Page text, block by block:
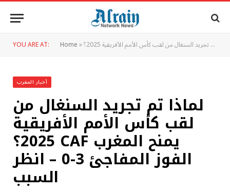
YOU ARE AT: Home»
أخبار المغرب
لماذا تم تجريد السنغال من
لقب كأس الأمم الأفريقية
2025؟ CAF يمنح المغرب
الفوز المفاجئ 3-0 – انظر
السبب